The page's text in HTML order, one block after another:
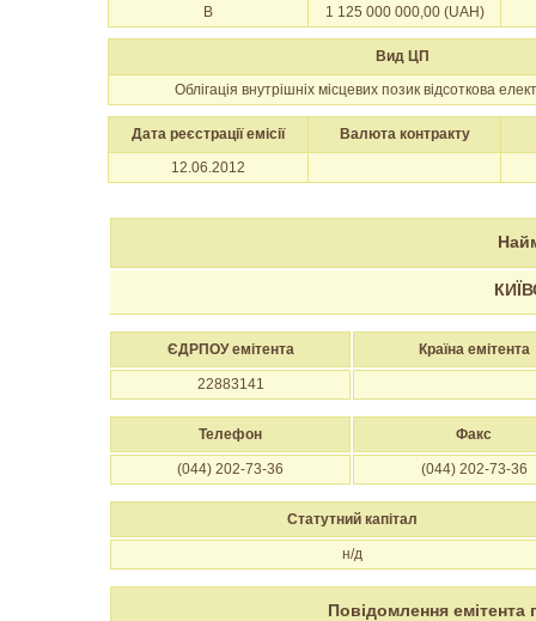
B
1 125 000 000,00 (UAH)
Вид ЦП
Облігація внутрішніх місцевих позик відсоткова
Дата реєстрації емісії
Валюта контракту
12.06.2012
ЄДРПОУ емітента Країна емітента
22883141
Телефон Факс
(044) 202-73-36 (044) 202-73-36
Статутний капітал
н/д
Повідомлення емітента